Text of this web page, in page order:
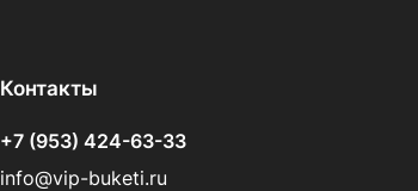
Контакты
+7 (953) 424-63-33
info@vip-buketi.ru